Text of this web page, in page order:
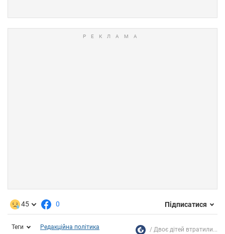
45 0 Підписатися
Теги Редакційна політика Двоє дітей втратили...